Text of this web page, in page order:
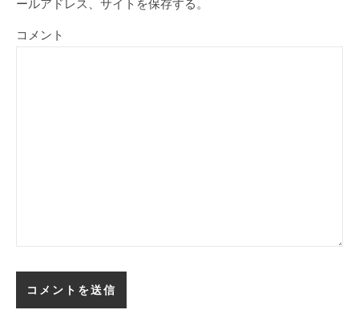
ールアドレス、サイトを保存する。
コメント